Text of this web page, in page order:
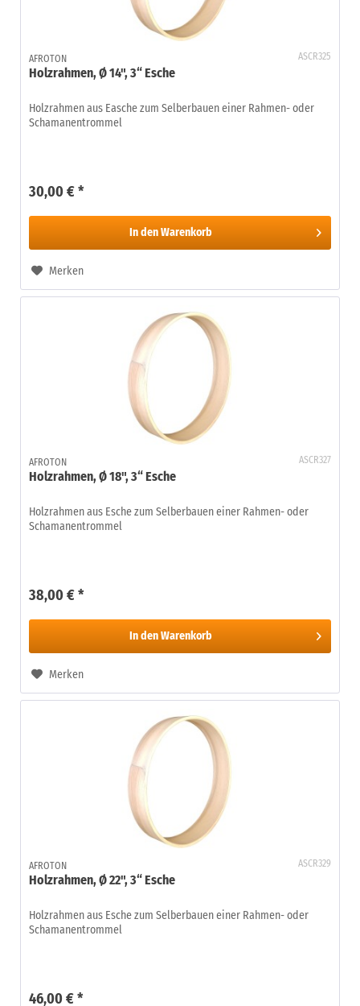
ASCR325
AFROTON
Holzrahmen, Ø 14", 3“ Esche
Holzrahmen aus Easche zum Selberbauen einer Rahmen- oder
Schamanentrommel
30,00 € *
In den Warenkorb
Merken
ASCR327
AFROTON
Holzrahmen, Ø 18", 3“ Esche
Holzrahmen aus Esche zum Selberbauen einer Rahmen- oder
Schamanentrommel
38,00 € *
In den Warenkorb
Merken
ASCR329
AFROTON
Holzrahmen, Ø 22", 3“ Esche
Holzrahmen aus Esche zum Selberbauen einer Rahmen- oder
Schamanentrommel
46,00 € *